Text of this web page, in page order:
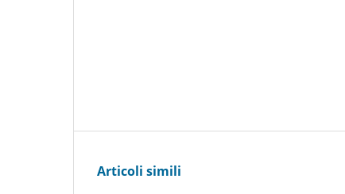
Articoli simili